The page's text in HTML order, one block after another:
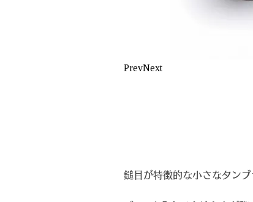
PrevNext
鎚目が特徴的な小さなタンブ